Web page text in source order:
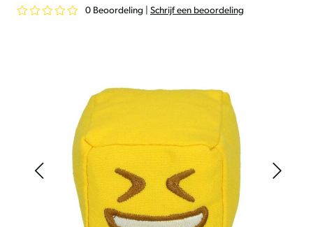
0 Beoordeling Schrijf een beoordeling